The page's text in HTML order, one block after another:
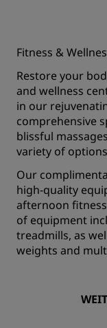
Fitness &
Restore your
and wellness
in our
comprehensive
blissful
variety of
Our
high-quality
afternoon
of equipment
treadmills, as
weights and